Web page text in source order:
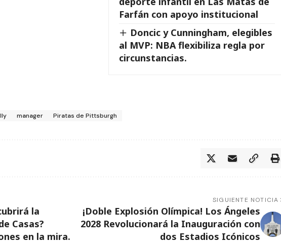
Farfán con apoyo institucional
Doncic y Cunningham, elegibles
al MVP: NBA flexibiliza regla por
circunstancias.
manager Piratas de Pittsburgh
la
Casas?
en la mira.
SIGUIENTE NOTICIA
¡Doble Explosión Olímpica! Los Ángeles
2028 Revolucionará la Inauguración con
dos Estadios Icónicos